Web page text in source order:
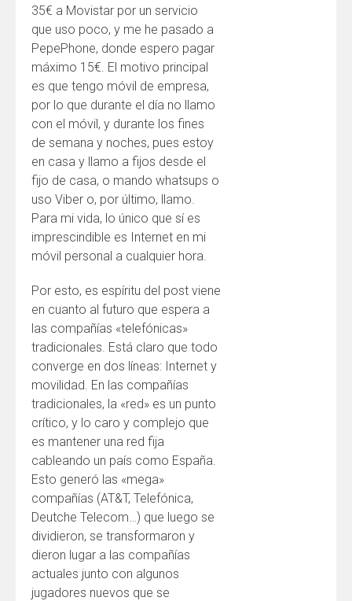
35€ a Movistar por un servicio
que uso poco, y me he pasado a
PepePhone, donde espero pagar
máximo 15€. El motivo principal
es que tengo móvil de empresa,
por lo que durante el día no llamo
con el móvil, y durante los fines
de semana y noches, pues estoy
en casa y llamo a fijos desde el
fijo de casa, o mando whatsups o
uso Viber o, por último, llamo.
Para mi vida, lo único que sí es
imprescindible es Internet en mi
móvil personal a cualquier hora.
Por esto, es espíritu del post viene
en cuanto al futuro que espera a
las compañías «telefónicas»
tradicionales. Está claro que todo
converge en dos líneas: Internet y
movilidad. En las compañías
tradicionales, la «red» es un punto
crítico, y lo caro y complejo que
es mantener una red fija
cableando un país como España.
Esto generó las «mega»
compañías (AT&T, Telefónica,
Deutche Telecom…) que luego se
dividieron, se transformaron y
dieron lugar a las compañías
actuales junto con algunos
jugadores nuevos que se